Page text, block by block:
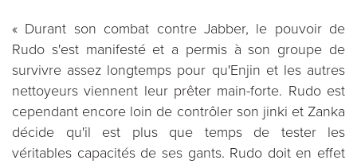
« Durant son combat contre Jabber, le pouvoir de
Rudo s'est manifesté et a permis à son groupe de
survivre assez longtemps pour qu'Enjin et les autres
nettoyeurs viennent leur prêter main-forte. Rudo est
cependant encore loin de contrôler son jinki et Zanka
décide qu'il est plus que temps de tester les
véritables capacités de ses gants. Rudo doit en effet